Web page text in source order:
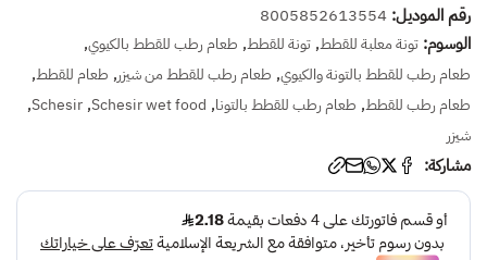
رقم الموديل: 8005852613554
الوسوم: تونة معلبة للقطط, تونة للقطط, طعام رطب للقطط بالكيوي,
طعام رطب للقطط بالتونة والكيوي, طعام رطب للقطط من شيزر, طعام للقطط,
طعام رطب للقطط, طعام رطب للقطط بالتونا,
Schesir wet food
,
Schesir
,
شيزر
مشاركة: